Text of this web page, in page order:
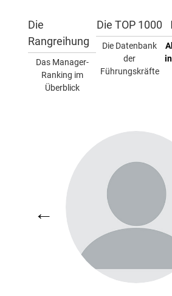
Die
Rangreihung
Das Manager-
Ranking im
Überblick
Die TOP 1000
Die Datenbank
der
Führungskräfte
←